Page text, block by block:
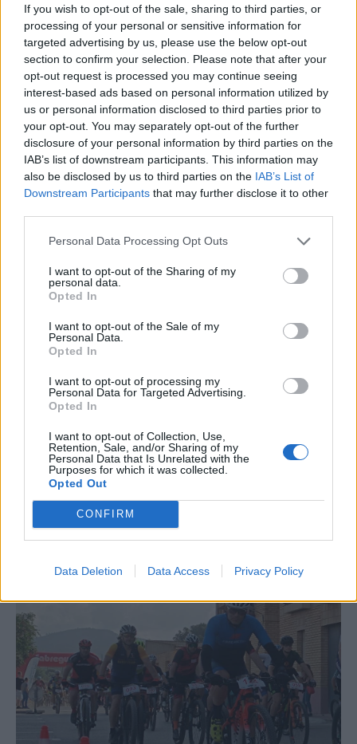
If you wish to opt-out of the sale, sharing to third parties, or
processing of your personal or sensitive information for
targeted advertising by us, please use the below opt-out
section to confirm your selection. Please note that after your
opt-out request is processed you may continue seeing
interest-based ads based on personal information utilized by
us or personal information disclosed to third parties prior to
your opt-out. You may separately opt-out of the further
disclosure of your personal information by third parties on the
IAB’s list of downstream participants. This information may
also be disclosed by us to third parties on the IAB’s List of
Downstream Participants that may further disclose it to other
Personal Data Processing Opt Outs
I want to opt-out of the Sharing of my
personal data.
Opted In
I want to opt-out of the Sale of my
Personal Data.
Opted In
I want to opt-out of processing my
Personal Data for Targeted Advertising.
Opted In
I want to opt-out of Collection, Use,
Retention, Sale, and/or Sharing of my
Personal Data that Is Unrelated with the
Purposes for which it was collected.
Opted Out
CONFIRM
Data Deletion Data Access Privacy Policy
enguany amb més modistes i gairebé
40 peces a concurs
31 de juliol de 2026
“L’eclipsi serà una oportunitat també
per a gaudir de les Festes Majors
d’Amposta”
31 de juliol de 2026
Blaumut lidera el cartell musical de les
Festes
Running Sèries Terres de l’Ebre
09 maig 2026